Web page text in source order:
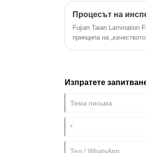
с вас.
Fujian Taian Lamination
принципа на
Изпратете